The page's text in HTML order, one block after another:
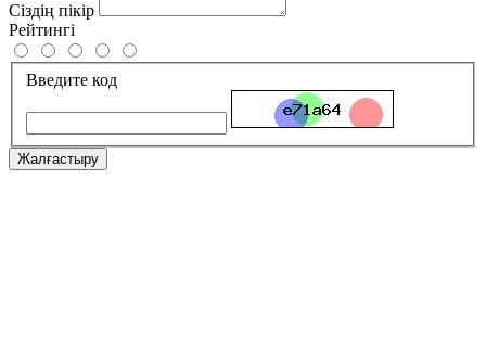
Сіздің пікір
Рейтингі
Введите код
Жалғастыру